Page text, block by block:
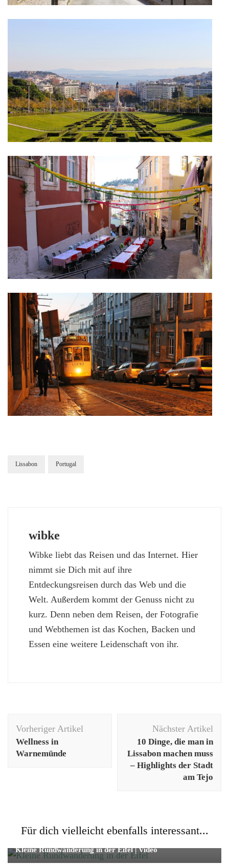
Lissabon Portugal
wibke
Wibke liebt das Reisen und das Internet. Hier
nimmt sie Dich mit auf ihre
Entdeckungsreisen durch das Web und die
Welt. Außerdem kommt der Genuss nicht zu
kurz. Denn neben dem Reisen, der Fotografie
und Webthemen ist das Kochen, Backen und
Essen eine weitere Leidenschaft von ihr.
Vorheriger Artikel
Wellness in
Warnemünde
Nächster Artikel
10 Dinge, die man in
Lissabon machen muss
– Highlights der Stadt
am Tejo
Für dich vielleicht ebenfalls interessant...
Reise Strand/Natur
Kleine Rundwanderung in der Eifel | Video